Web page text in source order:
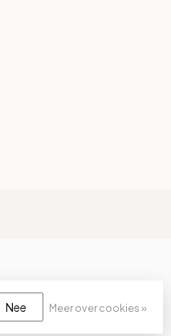
Nee Meer over cookies »